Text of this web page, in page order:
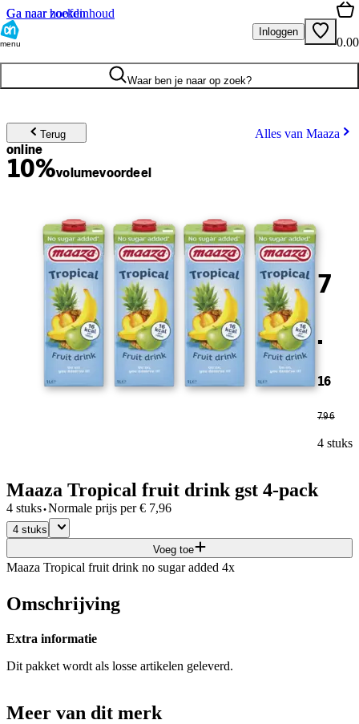
Ga naar hoofdinhoud
Ga naar zoeken
menu
Inloggen
0.00
Waar ben je naar op zoek?
Terug Alles van Maaza
online
10%volumevoordeel
7
.
16
7.96
4 stuks
Maaza Tropical fruit drink gst 4-pack
4 stuks·Normale prijs per € 7,96
4 stuks
Voeg toe
Maaza Tropical fruit drink no sugar added 4x
Omschrijving
Extra informatie
Dit pakket wordt als losse artikelen geleverd.
Meer van dit merk